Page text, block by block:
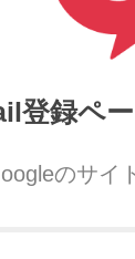
登録ペ
のサイ